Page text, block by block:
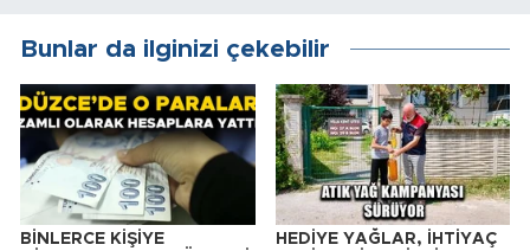
Bunlar da ilginizi çekebilir
BİNLERCE KİŞİYE
HEDİYE YAĞLAR, İHTİYAÇ